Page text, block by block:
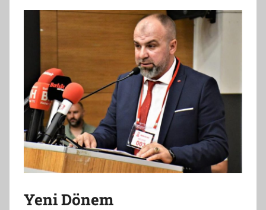
Yeni Dönem